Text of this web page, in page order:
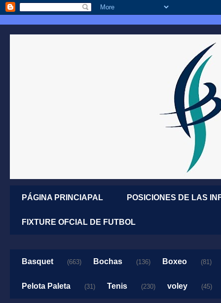
PÁGINA PRINCIAPAL POSICIONES DE LAS
FIXTURE OFCIAL DE FUTBOL
Basquet (663) Bochas (136) Boxeo (81)
Pelota Paleta (31) Tenis (230) voley (45)